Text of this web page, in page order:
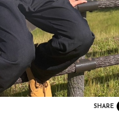
SHARE